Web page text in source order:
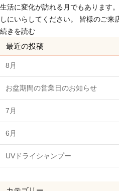
生活に変化が訪れる月でもあります
しにいらしてください。 皆様のご来
続きを読む
最近の投稿
8月
お盆期間の営業日のお知らせ
7月
6月
UVドライシャンプー